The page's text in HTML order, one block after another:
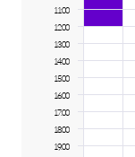
11:00
12:00
13:00
14:00
15:00
16:00
17:00
18:00
19:00